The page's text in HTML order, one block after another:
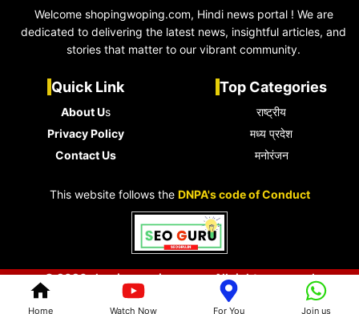
Home Watch Now For You Join us
Welcome shopingwoping.com, Hindi news portal ! We are
dedicated to delivering the latest news, insightful articles, and
stories that matter to our vibrant community.
Quick Link
About Us
Privacy Policy
Contact Us
Top Categories
राष्ट्रीय
मध्य प्रदेश
मनोरंजन
This website follows the DNPA's code of Conduct
© 2026 shopingwoping.com • All rights reserved